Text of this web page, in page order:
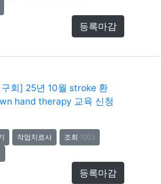
등록마감
회] 25년 10월 stroke 환
hand therapy 교육 신청
작업치료사
조회 1003
등록마감